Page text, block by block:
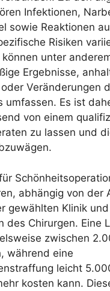
Infektionen,
sowie Reaktionen
Risiken
unter
Ergebnisse,
Veränderungen
umfassen. Es ist
von einem
zu lassen und
abhängig von der
gewählten Klinik
des Chirurgen. Eine
zwischen
während eine
leicht
kosten kann.